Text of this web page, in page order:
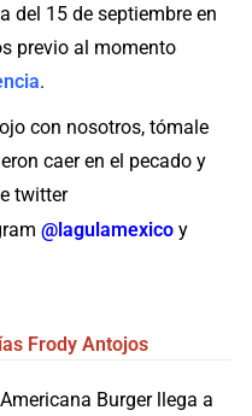
del 15 de septiembre en
previo al momento
.
con nosotros, tómale
caer en el pecado y
twitter
@lagulamexico y
Frody Antojos
Americana Burger llega a